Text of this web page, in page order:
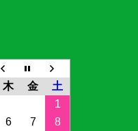
木 金
土
1
6 7
8